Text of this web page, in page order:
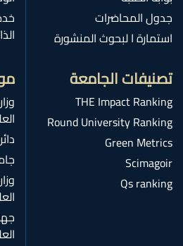
جدول المحاضرات
استمارة ا لبحوث المنشورة
تصنيفات الجامعة
THE Impact Ranking
Round University Ranking
Green Metrics
Scimagoir
Qs ranking